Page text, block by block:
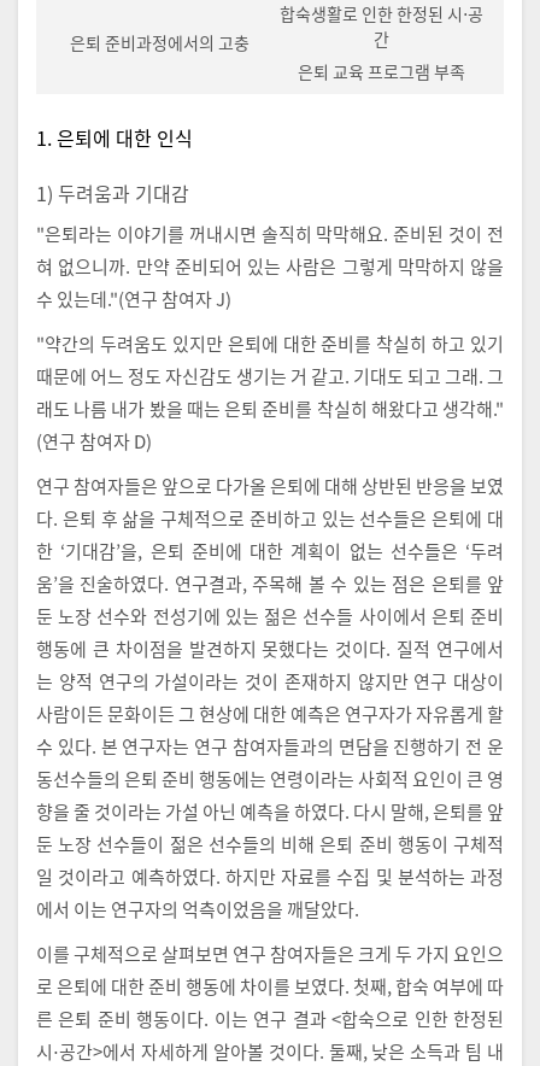
은퇴 준비과정에서의 고충
합숙생활로 인한 한정된 시⋅공
간
은퇴 교육 프로그램 부족
1. 은퇴에 대한 인식
1) 두려움과 기대감
"은퇴라는 이야기를 꺼내시면 솔직히 막막해요. 준비된 것이 전
혀 없으니까. 만약 준비되어 있는 사람은 그렇게 막막하지 않을
수 있는데."(연구 참여자 J)
"약간의 두려움도 있지만 은퇴에 대한 준비를 착실히 하고 있기
때문에 어느 정도 자신감도 생기는 거 같고. 기대도 되고 그래. 그
래도 나름 내가 봤을 때는 은퇴 준비를 착실히 해왔다고 생각해."
(연구 참여자 D)
연구 참여자들은 앞으로 다가올 은퇴에 대해 상반된 반응을 보였
다. 은퇴 후 삶을 구체적으로 준비하고 있는 선수들은 은퇴에 대
한 ‘기대감’을, 은퇴 준비에 대한 계획이 없는 선수들은 ‘두려
움’을 진술하였다. 연구결과, 주목해 볼 수 있는 점은 은퇴를 앞
둔 노장 선수와 전성기에 있는 젊은 선수들 사이에서 은퇴 준비
행동에 큰 차이점을 발견하지 못했다는 것이다. 질적 연구에서
는 양적 연구의 가설이라는 것이 존재하지 않지만 연구 대상이
사람이든 문화이든 그 현상에 대한 예측은 연구자가 자유롭게 할
수 있다. 본 연구자는 연구 참여자들과의 면담을 진행하기 전 운
동선수들의 은퇴 준비 행동에는 연령이라는 사회적 요인이 큰 영
향을 줄 것이라는 가설 아닌 예측을 하였다. 다시 말해, 은퇴를 앞
둔 노장 선수들이 젊은 선수들의 비해 은퇴 준비 행동이 구체적
일 것이라고 예측하였다. 하지만 자료를 수집 및 분석하는 과정
에서 이는 연구자의 억측이었음을 깨달았다.
이를 구체적으로 살펴보면 연구 참여자들은 크게 두 가지 요인으
로 은퇴에 대한 준비 행동에 차이를 보였다. 첫째, 합숙 여부에 따
른 은퇴 준비 행동이다. 이는 연구 결과 <합숙으로 인한 한정된
시⋅공간>에서 자세하게 알아볼 것이다. 둘째, 낮은 소득과 팀 내